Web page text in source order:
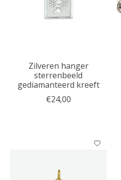
Zilveren hanger
sterrenbeeld
gediamanteerd kreeft
€24,00